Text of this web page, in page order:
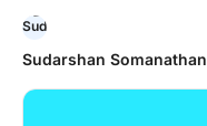
Sudarshan Somanathan